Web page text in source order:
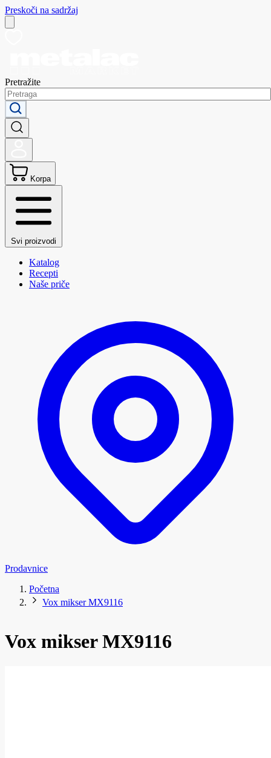
Preskoči na sadržaj
Pretražite
Korpa
Svi proizvodi
Katalog
Recepti
Naše priče
Prodavnice
Početna
Vox mikser MX9116
Vox mikser MX9116